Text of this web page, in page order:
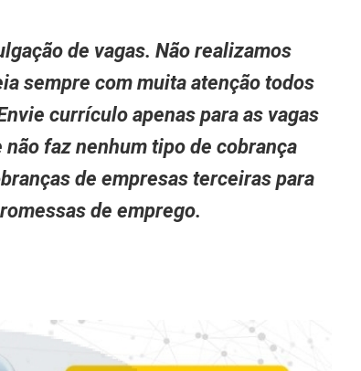
de vagas. Não realizamos
sempre com muita atenção todos
currículo apenas para as vagas
faz nenhum tipo de cobrança
de empresas terceiras para
de emprego.